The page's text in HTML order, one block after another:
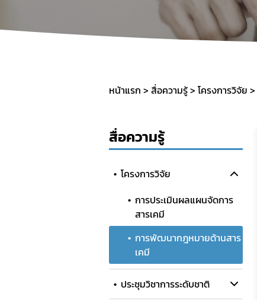
หน้าแรก สื่อความรู้ โครงการวิจัย
สื่อความรู้
โครงการวิจัย
การประเมินผลแผนจัดการ
สารเคมี
การพัฒนากฎหมายด้านสาร
เคมี
ประชุมวิชาการระดับชาติ